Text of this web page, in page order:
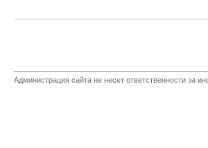
Администрация сайта не несет ответственности